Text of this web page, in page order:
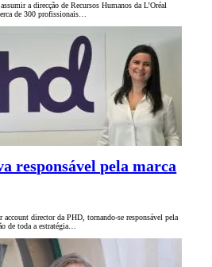
a direcção de Recursos Humanos da L’Oréal
de 300 profissionais…
responsável pela marca
account director da PHD, tornando-se responsável pela
de toda a estratégia…